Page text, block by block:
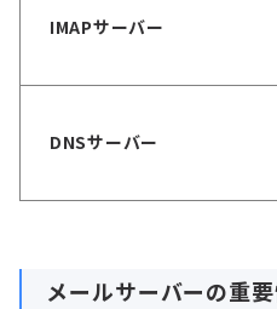
IMAPサーバー
DNSサーバー
メールサーバーの重